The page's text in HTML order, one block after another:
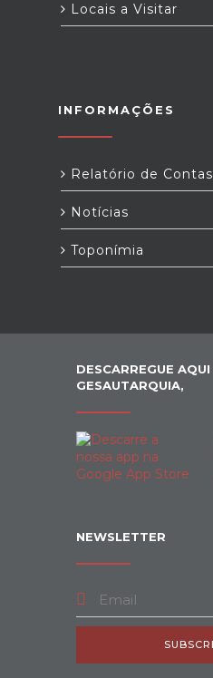
Locais a Visitar
INFORMAÇÕES
Relatório de Contas
Notícias
Toponímia
DESCARREGUE
GESAUTARQUIA,
NEWSLETTER